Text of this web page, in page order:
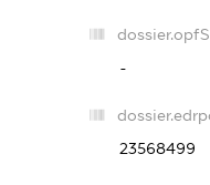
-
23568499